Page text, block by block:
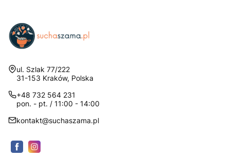
Adres:
ul. Szlak 77/222
31-153 Kraków, Polska
+48 732 564 231
pon. - pt. / 11:00 - 14:00
kontakt@suchaszama.pl